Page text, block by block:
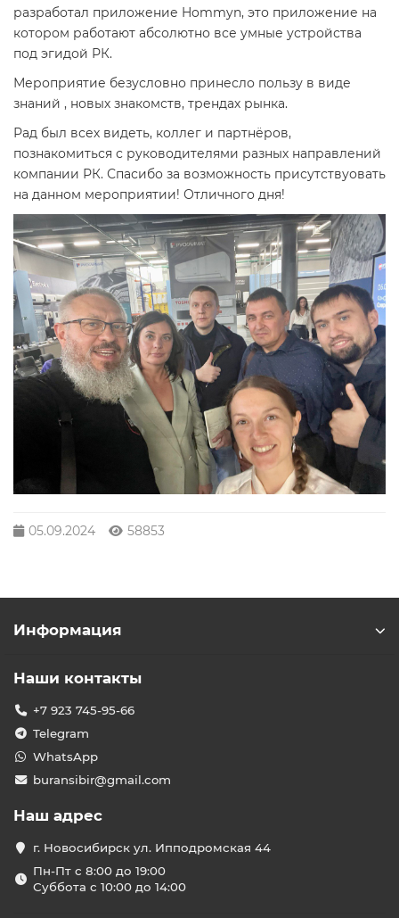
разработал приложение Hommyn, это приложение на
котором работают абсолютно все умные устройства
под эгидой РК.
Мероприятие безусловно принесло пользу в виде
знаний , новых знакомств, трендах рынка.
Рад был всех видеть, коллег и партнёров,
познакомиться с руководителями разных направлений
компании РК. Спасибо за возможность присутствуовать
на данном мероприятии! Отличного дня!
05.09.2024 58853
Информация
Наши контакты
+7 923 745-95-66
Telegram
WhatsApp
buransibir@gmail.com
Наш адрес
г. Новосибирск ул. Ипподромская 44
Пн-Пт с 8:00 до 19:00
Суббота с 10:00 до 14:00